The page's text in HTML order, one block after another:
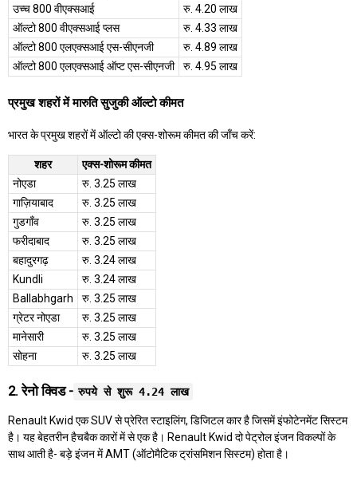
उच्च 800 वीएक्सआई
रु. 4.20 लाख
ऑल्टो 800 वीएक्सआई प्लस
रु. 4.33 लाख
ऑल्टो 800 एलएक्सआई एस-सीएनजी
रु. 4.89 लाख
ऑल्टो 800 एलएक्सआई ऑप्ट एस-सीएनजी
रु. 4.95 लाख
प्रमुख शहरों में मारुति सुजुकी ऑल्टो कीमत
भारत के प्रमुख शहरों में ऑल्टो की एक्स-शोरूम कीमत की जाँच करें:
शहर
एक्स-शोरूम कीमत
नोएडा
रु. 3.25 लाख
गाज़ियाबाद
रु. 3.25 लाख
गुडगाँव
रु. 3.25 लाख
फरीदाबाद
रु. 3.25 लाख
बहादुरगढ़
रु. 3.24 लाख
Kundli
रु. 3.24 लाख
Ballabhgarh
रु. 3.25 लाख
ग्रेटर नोएडा
रु. 3.25 लाख
मानेसारी
रु. 3.25 लाख
सोहना
रु. 3.25 लाख
2. रेनो क्विड - रुपये से शुरू 4.24 लाख
Renault Kwid एक SUV से प्रेरित स्टाइलिंग, डिजिटल कार है जिसमें इंफोटेनमेंट सिस्टम
है। यह बेहतरीन हैचबैक कारों में से एक है। Renault Kwid दो पेट्रोल इंजन विकल्पों के
साथ आती है- बड़े इंजन में AMT (ऑटोमैटिक ट्रांसमिशन सिस्टम) होता है।